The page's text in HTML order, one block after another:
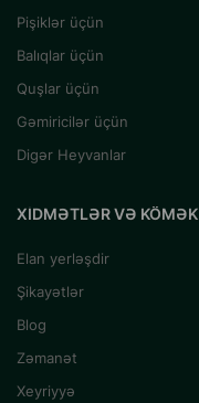
Pişiklər üçün
Balıqlar üçün
Quşlar üçün
Gəmiricilər üçün
Digər Heyvanlar
XIDMƏTLƏR VƏ KÖMƏK
Elan yerləşdir
Şikayətlər
Blog
Zəmanət
Xeyriyyə